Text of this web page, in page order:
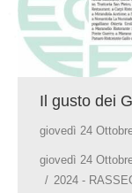
Il gusto dei
giovedì 24
giovedì 24
2024 -